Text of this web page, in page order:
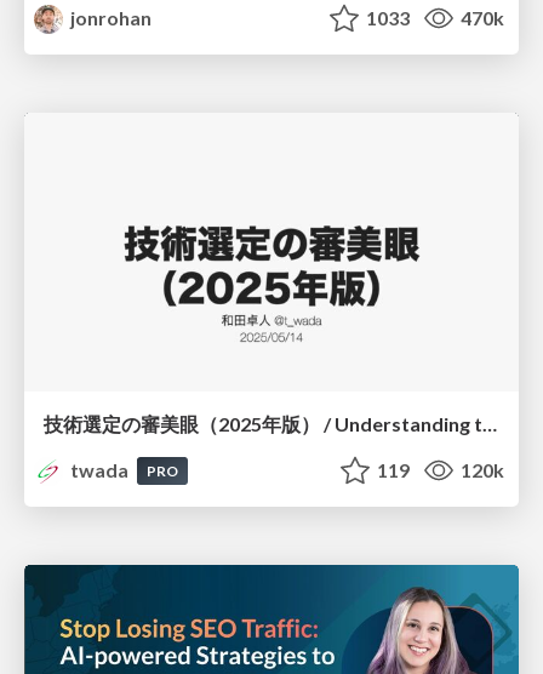
jonrohan 1033 470k
twada
PRO 119 120k